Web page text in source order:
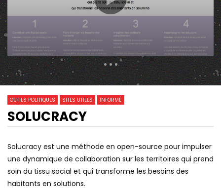
428 Views
0 0
DOCUMENTAIRE
INFORMER DEVIENT
OUTILS POLITIQUES SITES UTILES INFORMÉ
SOLUCRACY
Solucracy est une méthode en open-source pour impulser
une dynamique de collaboration sur les territoires qui prend
soin du tissu social et qui transforme les besoins des
habitants en solutions.